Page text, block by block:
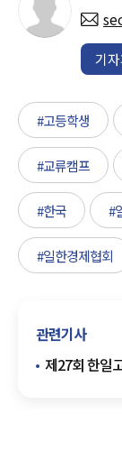
기
#고등학생
#교류캠프
#한국 #
#일한경제협회
관련기사
제27회 한일